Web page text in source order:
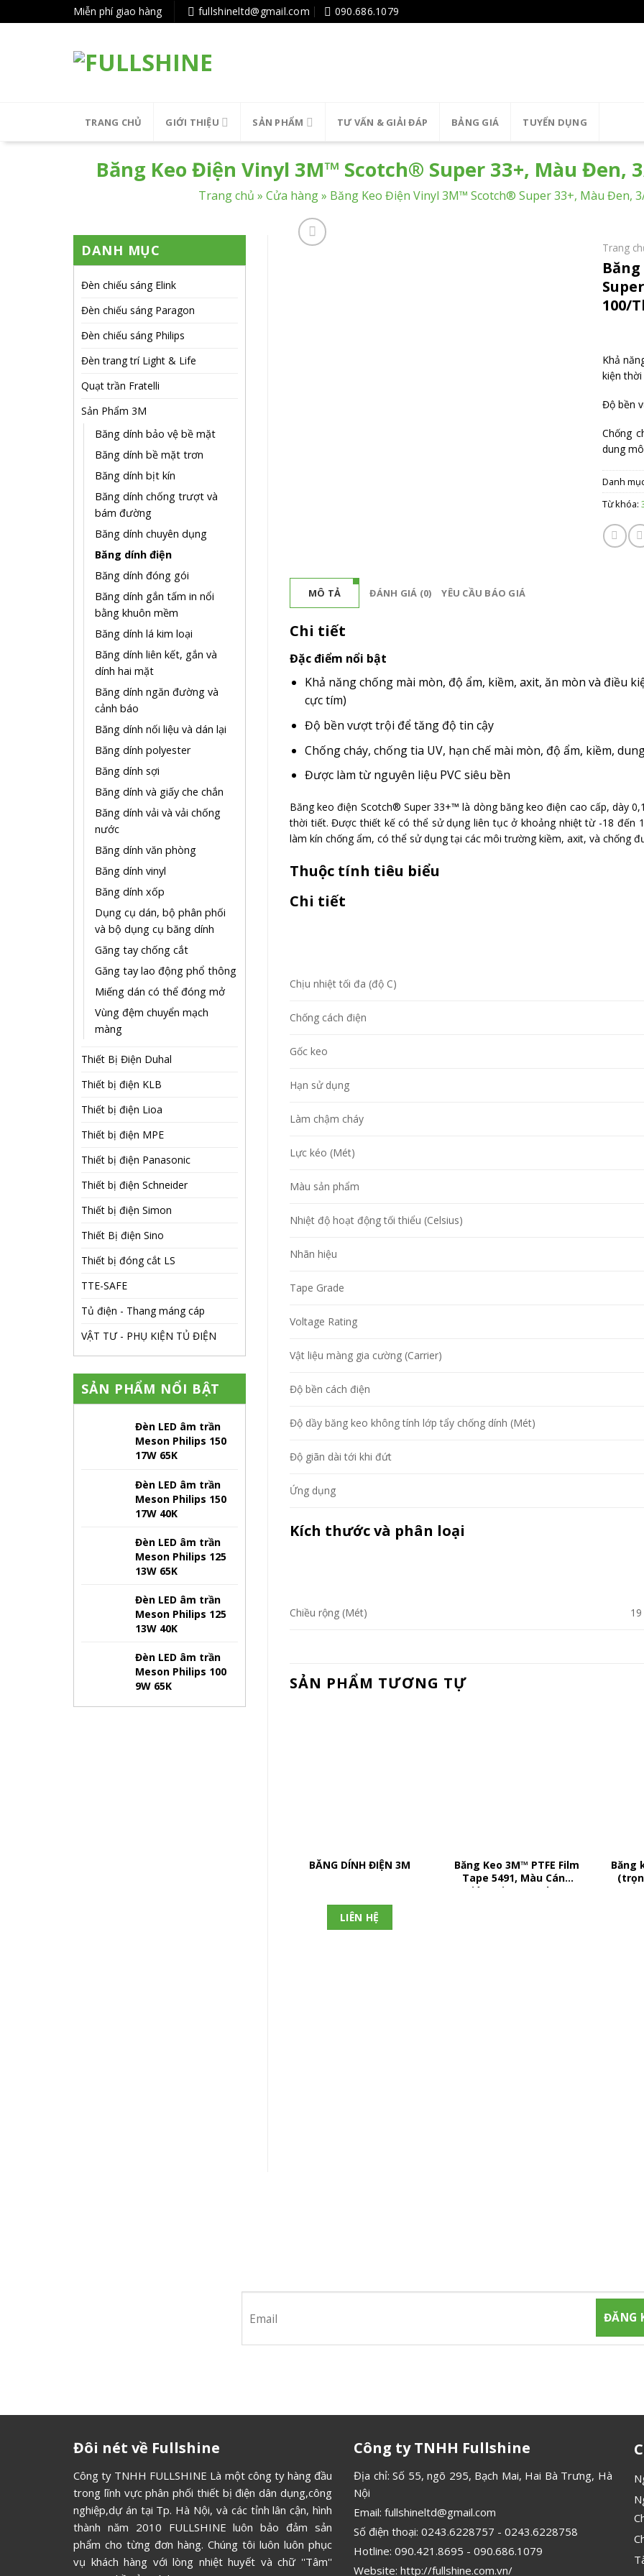
tục
Miễn phí giao hàng fullshineltd@gmail.com 090.686.1079
TRANG CHỦ GIỚI THIỆU SẢN PHẨM TƯ VẤN & GIẢI ĐÁP BẢNG GIÁ TUYỂN DỤNG
Băng Keo Điện Vinyl 3M™ Scotch® Super 33+, Màu Đen,
Trang chủ » Cửa hàng» Băng Keo Điện Vinyl 3M™ Scotch® Super 33+, Màu Đen,
DANH MỤC
Đèn chiếu sáng Elink
Đèn chiếu sáng Paragon
Đèn chiếu sáng Philips
Đèn trang trí Light & Life
Quạt trần Fratelli
Sản Phẩm 3M
Băng dính bảo vệ bề mặt
Băng dính bề mặt trơn
Băng dính bịt kín
Băng dính chống trượt và
bám đường
Băng dính chuyên dụng
Băng dính điện
Băng dính đóng gói
Băng dính gắn tấm in nổi
bằng khuôn mềm
Băng dính lá kim loại
Băng dính liên kết, gắn và
dính hai mặt
Băng dính ngăn đường và
cảnh báo
Băng dính nối liệu và dán lại
Băng dính polyester
Băng dính sợi
Băng dính và giấy che chắn
Băng dính vải và vải chống
nước
Băng dính văn phòng
Băng dính vinyl
Băng dính xốp
Dụng cụ dán, bộ phân phối
và bộ dụng cụ băng dính
Găng tay chống cắt
Găng tay lao động phổ thông
Miếng dán có thể đóng mở
Vùng đệm chuyển mạch
màng
Thiết Bị Điện Duhal
Thiết bị điện KLB
Thiết bị điện Lioa
Thiết bị điện MPE
Thiết bị điện Panasonic
Thiết bị điện Schneider
Thiết bị điện Simon
Thiết Bị điện Sino
Thiết bị đóng cắt LS
TTE-SAFE
Tủ điện - Thang máng cáp
VẬT TƯ - PHỤ KIỆN TỦ ĐIỆN
SẢN PHẨM NỔI BẬT
Đèn LED âm trần
Meson Philips 150
17W 65K
Đèn LED âm trần
Meson Philips 150
17W 40K
Đèn LED âm trần
Meson Philips 125
13W 65K
Đèn LED âm trần
Meson Philips 125
13W 40K
Đèn LED âm trần
Meson Philips 100
9W 65K
Trang
100/
Khả
kiện
Độ bền
Chống
dung
Danh
Từ khóa:
MÔ TẢ ĐÁNH GIÁ (0) YÊU CẦU BÁO GIÁ
Chi tiết
Đặc điểm nổi bật
Khả năng chống mài mòn, độ ẩm, kiềm, axit, ăn mòn và điều
cực tím)
Độ bền vượt trội để tăng độ tin cậy
Chống cháy, chống tia UV, hạn chế mài mòn, độ ẩm, kiềm,
Được làm từ nguyên liệu PVC siêu bền
Băng keo điện Scotch® Super 33+™ là dòng băng keo điện cao cấp, dày
thời tiết. Được thiết kế có thể sử dụng liên tục ở khoảng nhiệt từ -18 đến
làm kín chống ẩm, có thể sử dụng tại các môi trường kiềm, axit, và chống
Thuộc tính tiêu biểu
Chi tiết
Chịu nhiệt tối đa (độ C)
Chống cách điện
Gốc keo
Hạn sử dụng
Làm chậm cháy
Lực kéo (Mét)
Màu sản phẩm
Nhiệt độ hoạt động tối thiểu (Celsius)
Nhãn hiệu
Tape Grade
Voltage Rating
Vật liệu màng gia cường (Carrier)
Độ bền cách điện
Độ dầy băng keo không tính lớp tẩy chống dính (Mét)
Độ giãn dài tới khi đứt
Ứng dụng
Kích thước và phân loại
Chiều rộng (Mét)
SẢN PHẨM TƯƠNG TỰ
BĂNG DÍNH ĐIỆN 3M
LIÊN HỆ
Băng Keo 3M™ PTFE Film
Tape 5491, Màu Cánh
Gián, 1 in x 36 yd, 6.7
Băng
Đôi nét về Fullshine
Công ty TNHH FULLSHINE Là một công ty hàng đầu
trong lĩnh vực phân phối thiết bị điện dân dụng,công
nghiệp,dự án tại Tp. Hà Nội, và các tỉnh lân cận, hình
thành năm 2010 FULLSHINE luôn bảo đảm sản
phẩm cho từng đơn hàng. Chúng tôi luôn luôn phục
vụ khách hàng với lòng nhiệt huyết và chữ ''Tâm''
Công ty TNHH Fullshine
Địa chỉ: Số 55, ngõ 295, Bạch Mai, Hai Bà Trưng, Hà
Nội
Email: fullshineltd@gmail.com
Số điện thoại: 0243.6228757 - 0243.6228758
Hotline: 090.421.8695 - 090.686.1079
Website: http://fullshine.com.vn/